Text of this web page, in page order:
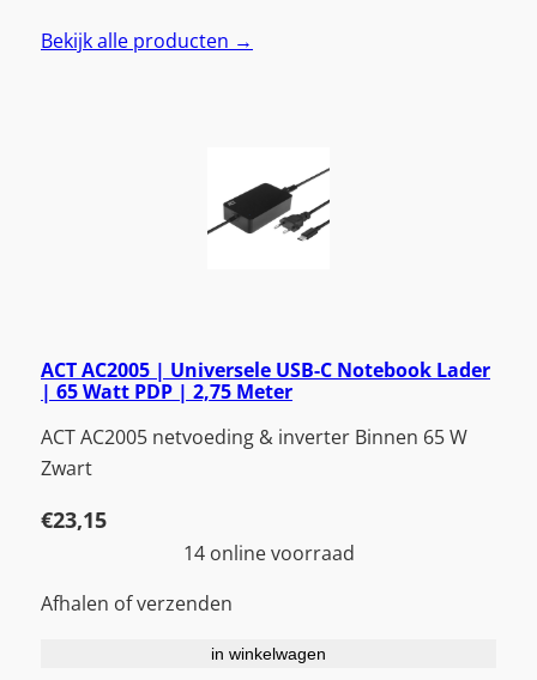
Bekijk alle producten →
ACT AC2005 | Universele USB-C Notebook Lader
| 65 Watt PDP | 2,75 Meter
ACT AC2005 netvoeding & inverter Binnen 65 W
Zwart
€23,15
14 online voorraad
Afhalen of verzenden
in winkelwagen